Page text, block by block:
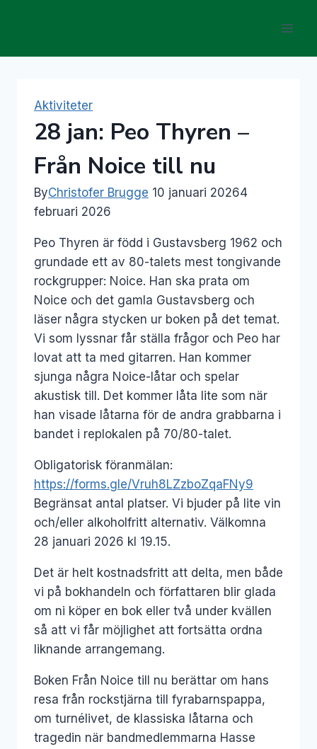
Aktiviteter
28 jan: Peo Thyren –
Från Noice till nu
ByChristofer Brugge 10 januari 20264
februari 2026
Peo Thyren är född i Gustavsberg 1962 och
grundade ett av 80-talets mest tongivande
rockgrupper: Noice. Han ska prata om
Noice och det gamla Gustavsberg och
läser några stycken ur boken på det temat.
Vi som lyssnar får ställa frågor och Peo har
lovat att ta med gitarren. Han kommer
sjunga några Noice-låtar och spelar
akustisk till. Det kommer låta lite som när
han visade låtarna för de andra grabbarna i
bandet i replokalen på 70/80-talet.
Obligatorisk föranmälan:
https://forms.gle/Vruh8LZzboZqaFNy9
Begränsat antal platser. Vi bjuder på lite vin
och/eller alkoholfritt alternativ. Välkomna
28 januari 2026 kl 19.15.
Det är helt kostnadsfritt att delta, men både
vi på bokhandeln och författaren blir glada
om ni köper en bok eller två under kvällen
så att vi får möjlighet att fortsätta ordna
liknande arrangemang.
Boken Från Noice till nu berättar om hans
resa från rockstjärna till fyrabarnspappa,
om turnélivet, de klassiska låtarna och
tragedin när bandmedlemmarna Hasse